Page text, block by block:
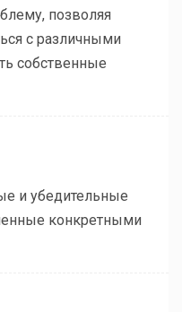
позволяя
с различными
собственные
и убедительные
конкретными